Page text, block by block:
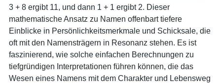
3 + 8 ergibt 11, und dann 1 + 1 ergibt 2. Dieser
mathematische Ansatz zu Namen offenbart tiefere
Einblicke in Persönlichkeitsmerkmale und Schicksale, die
oft mit den Namensträgern in Resonanz stehen. Es ist
faszinierend, wie solche einfachen Berechnungen zu
tiefgründigen Interpretationen führen können, die das
Wesen eines Namens mit dem Charakter und Lebensweg